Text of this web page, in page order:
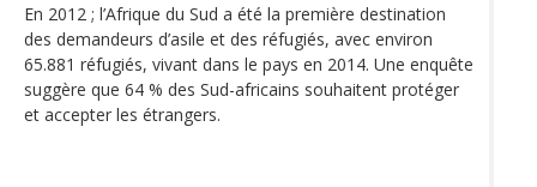
En 2012 ; l’Afrique du Sud a été la première destination
des demandeurs d’asile et des réfugiés, avec environ
65.881 réfugiés, vivant dans le pays en 2014. Une enquête
suggère que 64 % des Sud-africains souhaitent protéger
et accepter les étrangers.